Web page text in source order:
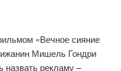
«Вечное сияние
Мишель Гондри
рекламу –